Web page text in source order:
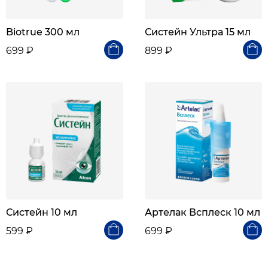
Biotrue 300 мл
699 ₽
Систейн Ультра 15 мл
899 ₽
Систейн 10 мл
599 ₽
Артелак Всплеск 10 мл
699 ₽